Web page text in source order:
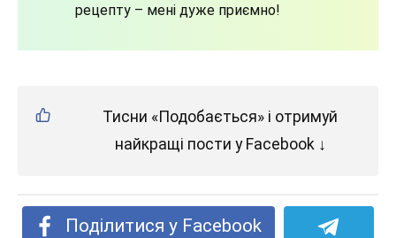
рецепту – мені дуже приємно!
Тисни «Подобається» і отримуй
найкращі пости у Facebook ↓
Поділитися у Facebook